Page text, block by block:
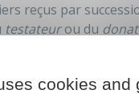
reçus par
testateurou du
un autre bien,
cookies and